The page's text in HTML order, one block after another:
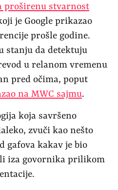
proširenu stvarnost
je Google prikazao
prošle godine.
stanju da detektuju
u relanom vremenu
pred očima, poput
na MWC sajmu.
koja savršeno
zvuči kao nešto
gafova kakav je bio
iza govornika prilikom